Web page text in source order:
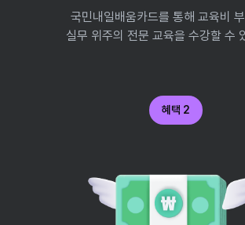
국민내일배움카드를 통해 교육비 부
실무 위주의 전문 교육을 수강할 수
혜택 2